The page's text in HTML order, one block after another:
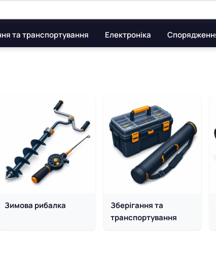
та транспортування Електроніка
магазин рибальських
Зимова рибалка
Зберігання та
транспортування